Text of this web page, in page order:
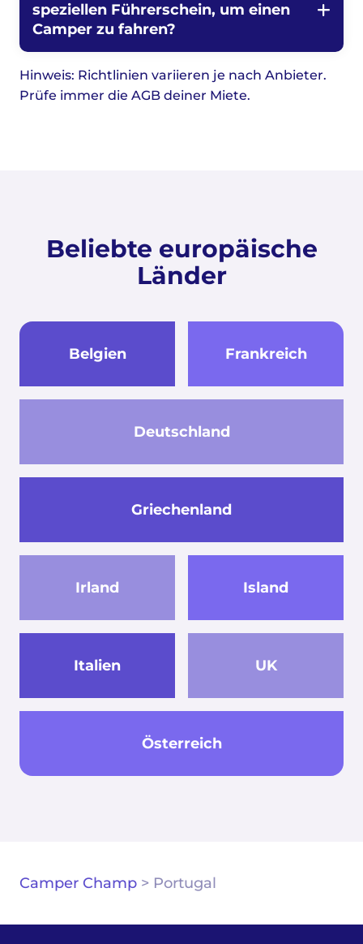
speziellen Führerschein, um einen
Camper zu fahren?
Hinweis: Richtlinien variieren je nach Anbieter.
Prüfe immer die AGB deiner Miete.
Beliebte europäische
Länder
Belgien
Deutschland
Frankreich
Griechenland
Irland Island
Italien UK
Österreich
Camper Champ > Portugal